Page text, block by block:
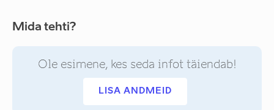
Mida tehti?
Ole esimene, kes seda infot täiendab!
LISA ANDMEID